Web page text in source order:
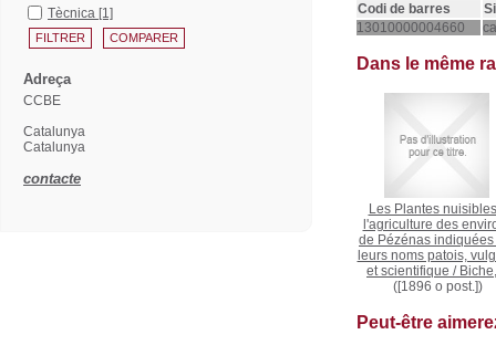
Codi de barres
13010000004660
Dans le même
Les Plantes
l'agriculture des
de Pézénas
leurs noms patois,
et scientifique /
([1896 o post.])
Peut-être
Tècnica [1]
Adreça
CCBE
Catalunya
Catalunya
contacte